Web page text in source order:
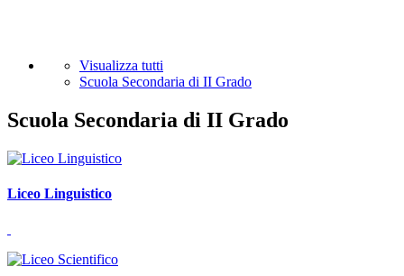
Visualizza tutti
Scuola Secondaria di II Grado
Scuola Secondaria di II Grado
Liceo Linguistico